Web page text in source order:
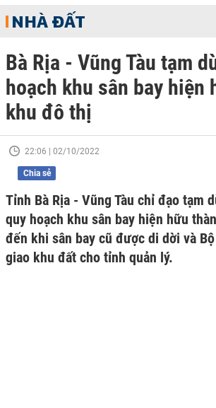
NHÀ ĐẤT
Bà Rịa - Vũng Tàu tạm
hoạch khu sân bay hiện
khu đô thị
22:06 | 02/10/2022
Chia sẻ
Tỉnh Bà Rịa - Vũng Tàu chỉ đạo tạm
quy hoạch khu sân bay hiện hữu
đến khi sân bay cũ được di dời và
giao khu đất cho tỉnh quản lý.